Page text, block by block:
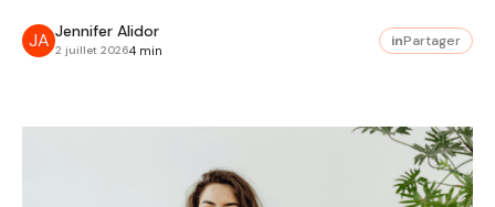
JA Jennifer Alidor
2 juillet 20264 min
inPartager